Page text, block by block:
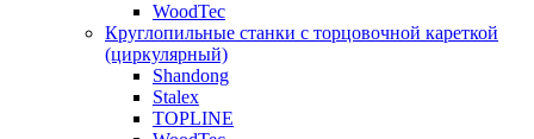
WoodTec
Круглопильные станки с торцовочной кареткой
(циркулярный)
Shandong
Stalex
TOPLINE